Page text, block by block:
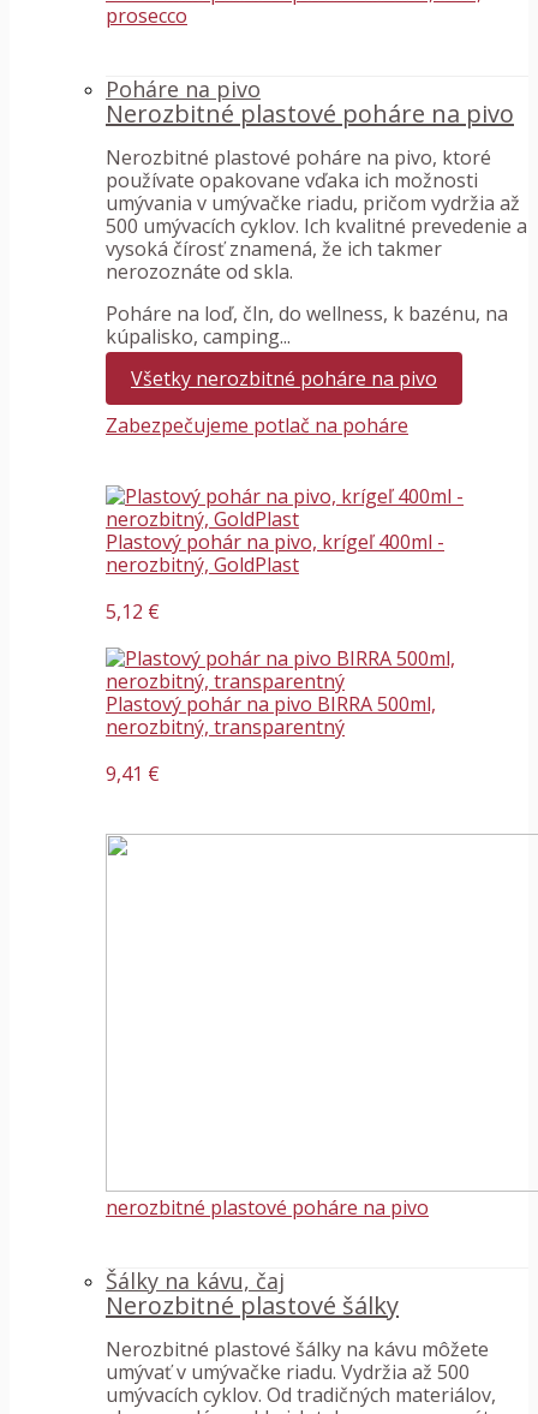
prosecco
Poháre na pivo
Nerozbitné plastové poháre na pivo
Nerozbitné plastové poháre na pivo, ktoré
používate opakovane vďaka ich možnosti
umývania v umývačke riadu, pričom vydržia až
500 umývacích cyklov. Ich kvalitné prevedenie a
vysoká čírosť znamená, že ich takmer
nerozoznáte od skla.
Poháre na loď, čln, do wellness, k bazénu, na
kúpalisko, camping...
Všetky nerozbitné poháre na pivo
Zabezpečujeme potlač na poháre
Plastový pohár na pivo, krígeľ 400ml -
nerozbitný, GoldPlast
5,12 €
Plastový pohár na pivo BIRRA 500ml,
nerozbitný, transparentný
9,41 €
nerozbitné plastové poháre na pivo
Šálky na kávu, čaj
Nerozbitné plastové šálky
Nerozbitné plastové šálky na kávu môžete
umývať v umývačke riadu. Vydržia až 500
umývacích cyklov. Od tradičných materiálov,